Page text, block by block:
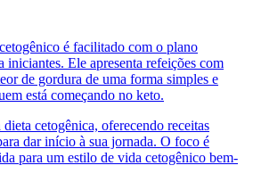
é facilitado com o plano
iniciantes. Ele apresenta refeições com
de gordura de uma forma simples e
está começando no keto.
cetogênica, oferecendo receitas
dar início à sua jornada. O foco é
para um estilo de vida cetogênico bem-